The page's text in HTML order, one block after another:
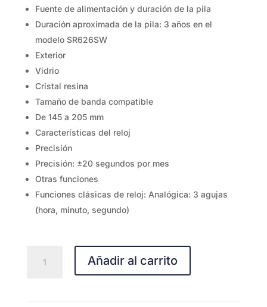
Fuente de alimentación y duración de la pila
Duración aproximada de la pila: 3 años en el
modelo SR626SW
Exterior
Vidrio
Cristal resina
Tamaño de banda compatible
De 145 a 205 mm
Características del reloj
Precisión
Precisión: ±20 segundos por mes
Otras funciones
Funciones clásicas de reloj: Analógica: 3 agujas
(hora, minuto, segundo)
24UC-
Añadir al carrito